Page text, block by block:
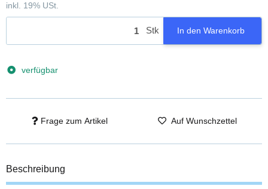
inkl. 19% USt.
Stk In den Warenkorb
verfügbar
Frage zum Artikel Auf Wunschzettel
Beschreibung